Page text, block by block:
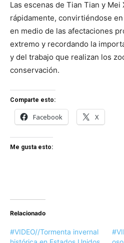
Las escenas de Tian Tian y
rápidamente, convirtiéndose
en medio de las afectaciones
extremo y recordando la
y del trabajo que realizan los
conservación.
Comparte esto:
Facebook X
Me gusta esto:
Relacionado
#VIDEO//Tormenta invernal